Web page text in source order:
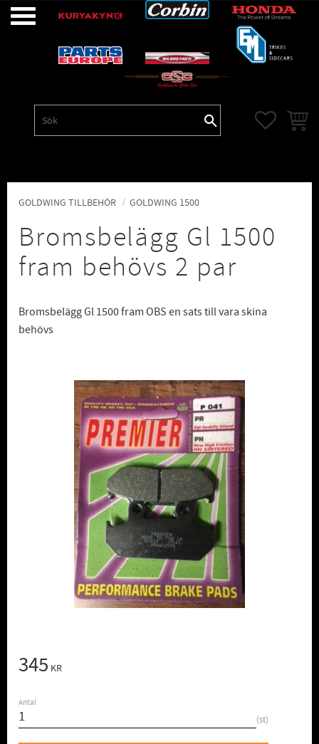
GOLDWING TILLBEHÖR GOLDWING 1500
Bromsbelägg Gl 1500
fram behövs 2 par
Bromsbelägg Gl 1500 fram OBS en sats till vara skina
behövs
345 KR
Antal
st